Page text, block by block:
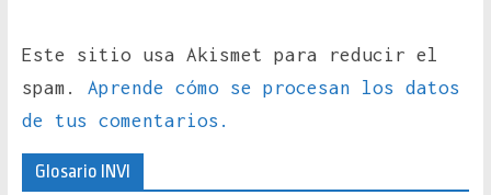
Este sitio usa Akismet para reducir el
spam. Aprende cómo se procesan los datos
de tus comentarios.
Glosario INVI